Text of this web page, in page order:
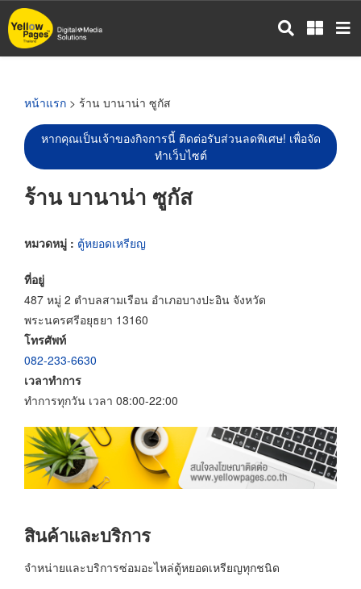
ข้าม
ไป
หน้าแรก > ร้าน บานาน่า ซูกัส
หากคุณเป็นเจ้าของกิจการนี้ ติดต่อรับส่วนลดพิเศษ! เพื่อจัด
ทำเว็บไซต์
ร้าน บานาน่า ซูกัส
หมวดหมู่ : ตู้หยอดเหรียญ
ที่อยู่
487 หมู่ 2 ตำบลสามเรือน อำเภอบางปะอิน จังหวัด
พระนครศรีอยุธยา 13160
โทรศัพท์
082-233-6630
เวลาทำการ
ทำการทุกวัน เวลา 08:00-22:00
สินค้าและบริการ
จำหน่ายและบริการซ่อมอะไหล่ตู้หยอดเหรียญทุกชนิด